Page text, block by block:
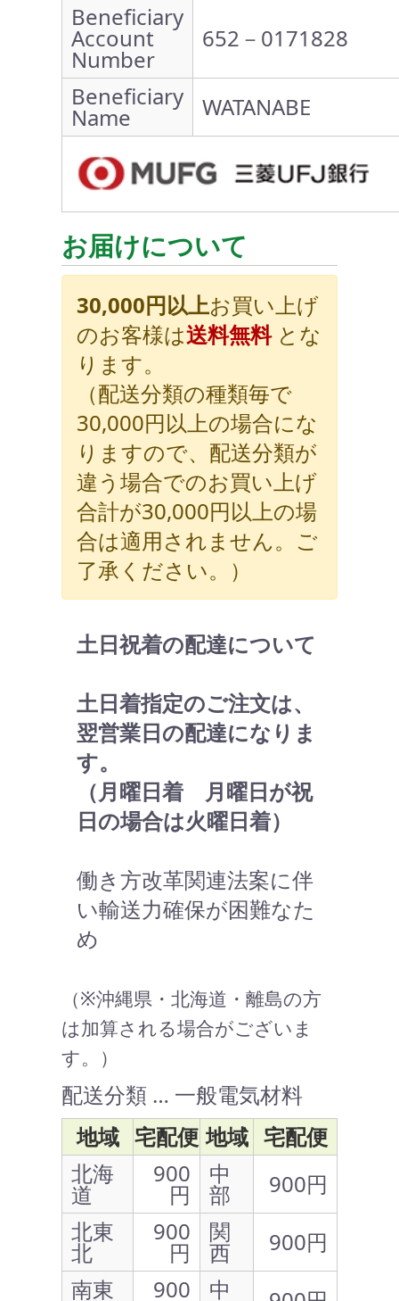
Beneficiary
Account
Number
652－0171828
Beneficiary
Name WATANABE
お届けについて
30,000円以上お買い上げ
のお客様は送料無料とな
ります。
（配送分類の種類毎で
30,000円以上の場合にな
りますので、配送分類が
違う場合でのお買い上げ
合計が30,000円以上の場
合は適用されません。ご
了承ください。）
土日祝着の配達について
土日着指定のご注文は、
翌営業日の配達になりま
す。
（月曜日着 月曜日が祝
日の場合は火曜日着）
働き方改革関連法案に伴
い輸送力確保が困難なた
め
（※沖縄県・北海道・離島の方
は加算される場合がございま
す。）
配送分類 … 一般電気材料
地域 宅配便 地域 宅配便
北海
道
900
円
中
部
900円
北東
北
900
円
関
西
900円
南東
900 中